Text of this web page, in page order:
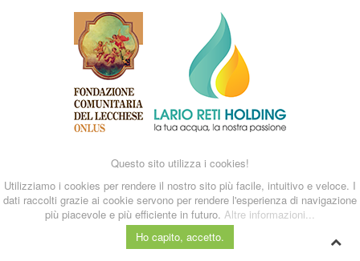
Questo sito utilizza i cookies!
Utilizziamo i cookies per rendere il nostro sito più facile, intuitivo e veloce. I
dati raccolti grazie ai cookie servono per rendere l'esperienza di navigazione
più piacevole e più efficiente in futuro. Altre informazioni...
Ho capito, accetto.